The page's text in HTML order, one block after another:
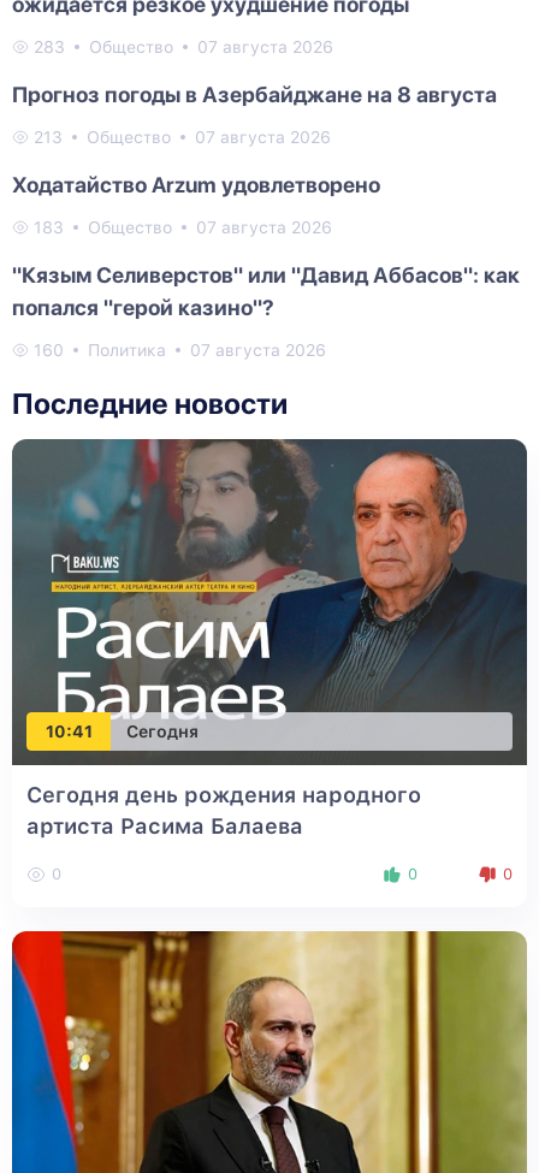
283 Общество 07 августа 2026
Прогноз погоды в Азербайджане на 8 августа
213 Общество 07 августа 2026
Ходатайство Arzum удовлетворено
183 Общество 07 августа 2026
"Кязым Селиверстов" или "Давид Аббасов": как
попался "герой казино"?
160 Политика 07 августа 2026
Последние новости
10:41 Сегодня
Сегодня день рождения народного
артиста Расима Балаева
0 0 0